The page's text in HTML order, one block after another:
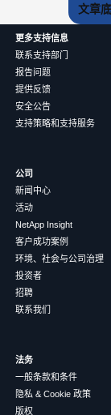
文章
更多支持信息
联系支持部门
报告问题
提供反馈
安全公告
支持策略和支持服务
公司
新闻中心
活动
NetApp Insight
客户成功案例
环境、社会与公司治理
投资者
招聘
联系我们
法务
一般条款和条件
隐私 & Cookie 政策
版权